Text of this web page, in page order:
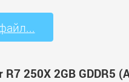
250X 2GB GDDR5